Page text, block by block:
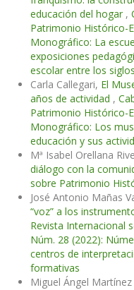
educación del hogar ,
Patrimonio Histórico-
Monográfico: La
exposiciones
escolar entre los
Carla Callegari, El
años de actividad ,
Patrimonio Histórico-
Monográfico: Los
educación y sus
Mª Isabel Orellana
diálogo con la
sobre Patrimonio
José Antonio Mañas
“voz” a los
Revista Internacional
Núm. 28 (2022):
centros de
formativas
Miguel Ángel